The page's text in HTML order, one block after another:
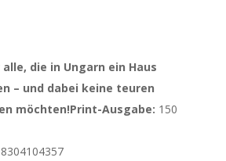
die in Ungarn ein Haus
– und dabei keine teuren
möchten!Print-Ausgabe: 150